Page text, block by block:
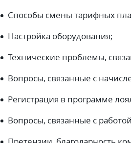
Способы смены тарифных
Настройка оборудования;
Технические проблемы,
Вопросы, связанные с
Регистрация в программе
Вопросы, связанные с